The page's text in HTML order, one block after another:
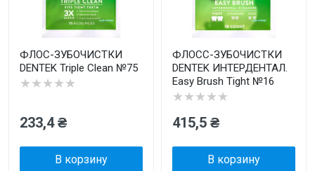
ФЛОС-ЗУБОЧИСТКИ
DENTEK Triple Clean №75
★★★★★
233,4 ₴
В корзину
ФЛОСС-ЗУБОЧИСТКИ
DENTEK ИНТЕРДЕНТАЛ.
Easy Brush Tight №16
★★★★★
415,5 ₴
В корзину